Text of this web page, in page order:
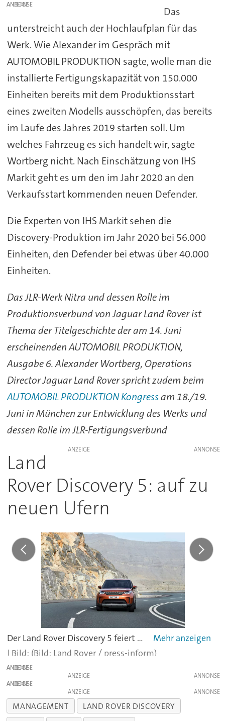
ANZEIGE
Das
unterstreicht auch der Hochlaufplan für das
Werk. Wie Alexander im Gespräch mit
AUTOMOBIL PRODUKTION sagte, wolle man die
installierte Fertigungskapazität von 150.000
Einheiten bereits mit dem Produktionsstart
eines zweiten Modells ausschöpfen, das bereits
im Laufe des Jahres 2019 starten soll. Um
welches Fahrzeug es sich handelt wir, sagte
Wortberg nicht. Nach Einschätzung von IHS
Markit geht es um den im Jahr 2020 an den
Verkaufsstart kommenden neuen Defender.
Die Experten von IHS Markit sehen die
Discovery-Produktion im Jahr 2020 bei 56.000
Einheiten, den Defender bei etwas über 40.000
Einheiten.
Das JLR-Werk Nitra und dessen Rolle im
Produktionsverbund von Jaguar Land Rover ist
Thema der Titelgeschichte der am 14. Juni
erscheinenden AUTOMOBIL PRODUKTION,
Ausgabe 6. Alexander Wortberg, Operations
Director Jaguar Land Rover spricht zudem beim
AUTOMOBIL PRODUKTION Kongressam 18./19.
Juni in München zur Entwicklung des Werks und
dessen Rolle im JLR-Fertigungsverbund
ANZEIGE
Land
Rover Discovery 5: auf zu
neuen Ufern
Der Land Rover Discovery 5 feiert in Paris seine Weltpremiere.
(Bild: Land Rover / press-inform)
ANZEIGE
ANZEIGE
ANZEIGE
ANZEIGE
MANAGEMENT
LAND ROVER DISCOVERY